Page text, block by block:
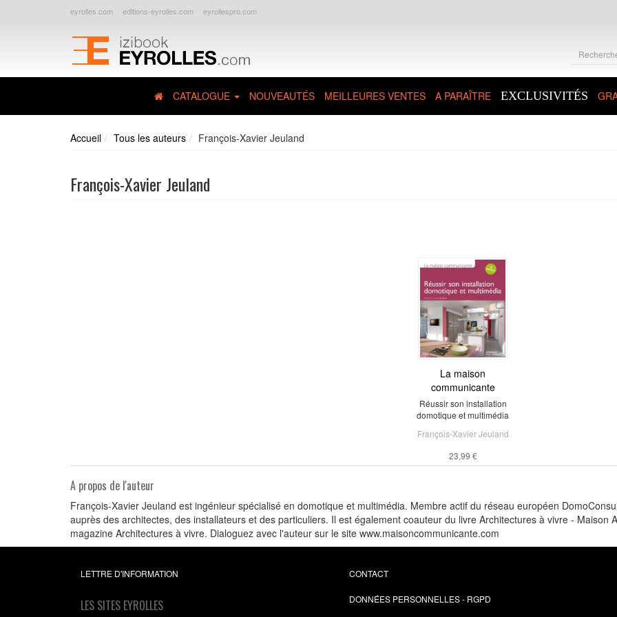
eyrolles.com editions-eyrolles.com eyrollespro.com
CATALOGUE NOUVEAUTÉS MEILLEURES VENTES A PARAÎTRE EXCLUSIVITÉS
Accueil Tous les auteurs François-Xavier Jeuland
François-Xavier Jeuland
La maison
communicante
Réussir son installation
domotique et multimédia
François-Xavier Jeuland
23,99 €
A propos de l'auteur
François-Xavier Jeuland est ingénieur spécialisé en domotique et multimédia. Membre actif du réseau européen
auprès des architectes, des installateurs et des particuliers. Il est également coauteur du livre Architectures à vivre - Maison
magazine Architectures à vivre. Dialoguez avec l'auteur sur le site www.maisoncommunicante.com
LETTRE D'INFORMATION
LES SITES EYROLLES
CONTACT
DONNÉES PERSONNELLES - RGPD